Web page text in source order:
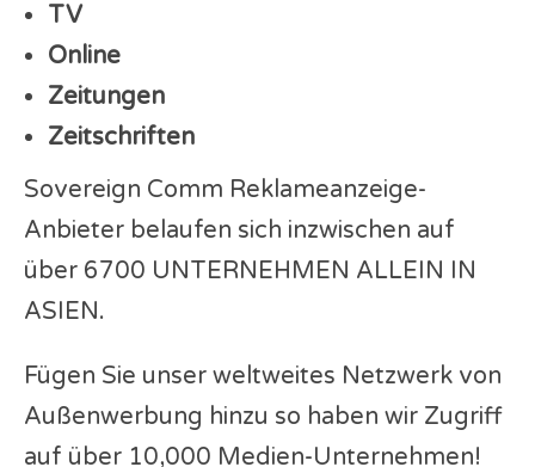
TV
Online
Zeitungen
Zeitschriften
Sovereign Comm Reklameanzeige-
Anbieter belaufen sich inzwischen auf
über 6700 UNTERNEHMEN ALLEIN IN
ASIEN.
Fügen Sie unser weltweites Netzwerk von
Außenwerbung hinzu so haben wir Zugriff
auf über 10,000 Medien-Unternehmen!